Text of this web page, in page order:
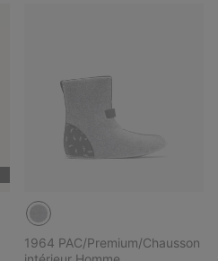
1964 PAC/Premium/Chausson